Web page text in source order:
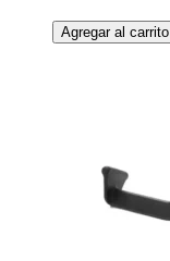
Agregar al carrito